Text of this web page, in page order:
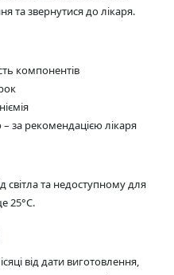
та звернутися до лікаря.
компонентів
– за рекомендацією лікаря
світла та недоступному для
25°C.
від дати виготовлення,